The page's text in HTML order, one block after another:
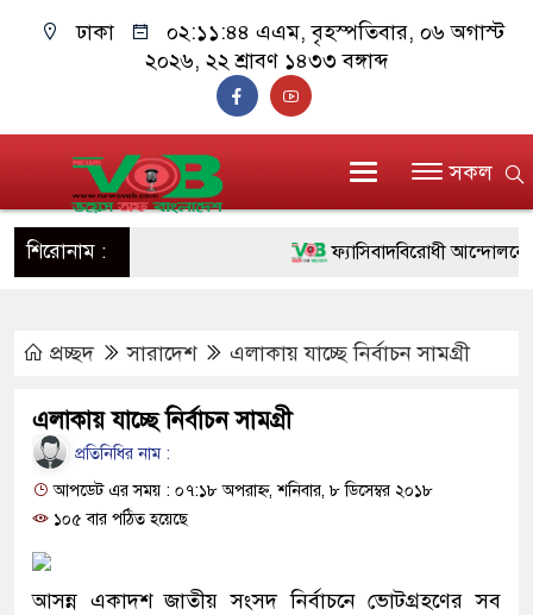
ঢাকা ০২:১১:৪৫ এএম, বৃহস্পতিবার, ০৬ অগাস্ট
২০২৬, ২২ শ্রাবণ ১৪৩৩ বঙ্গাব্দ
সকল
শিরোনাম : ফ্যাসিবাদবিরোধী আন্দোলনে
মাননীয় প্রধানমন্ত্রী, মন্ত্রীবর্গ ও
সিল-স্বাক্ষর জালিয়াতি চক্রের পাঁচ
জনগণ পরিবর্তন চেয়েছে
মিরপুর মডেল থানার অভিযানে
প্রচ্ছদ সারাদেশ এলাকায় যাচ্ছে নির্বাচন সামগ্রী
এলাকায় যাচ্ছে নির্বাচন সামগ্রী
প্রতিনিধির নাম :
আপডেট এর সময় : ০৭:১৮ অপরাহ্ন, শনিবার, ৮ ডিসেম্বর ২০১৮
১০৫ বার পঠিত হয়েছে
আসন্ন একাদশ জাতীয় সংসদ নির্বাচনে ভোটগ্রহণের সব